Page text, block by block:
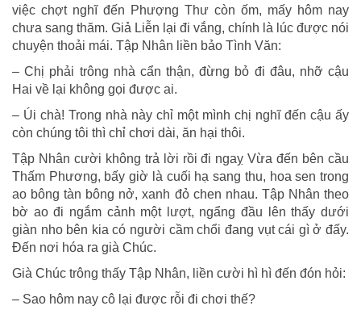
việc chợt nghĩ đến Phượng Thư còn ốm, mấy hôm nay
chưa sang thăm. Giả Liễn lại đi vắng, chính là lúc được nói
chuyện thoải mái. Tập Nhân liền bảo Tình Văn:
– Chị phải trông nhà cẩn thận, đừng bỏ đi đâu, nhỡ cậu
Hai về lại không gọi được ai.
– Úi chà! Trong nhà này chỉ một mình chị nghĩ đến cậu ấy
còn chúng tôi thì chỉ chơi dài, ăn hại thôi.
Tập Nhân cười không trả lời rồi đi ngaỵ Vừa đến bên cầu
Thấm Phương, bấy giờ là cuối hạ sang thu, hoa sen trong
ao bông tàn bông nở, xanh đỏ chen nhau. Tập Nhân theo
bờ ao đi ngắm cảnh một lượt, ngẩng đầu lên thấy dưới
giàn nho bên kia có người cầm chổi đang vụt cái gì ở đấy.
Đến nơi hóa ra già Chúc.
Già Chúc trông thấy Tập Nhân, liền cười hì hì đến đón hỏi:
– Sao hôm nay cô lại được rỗi đi chơi thế?